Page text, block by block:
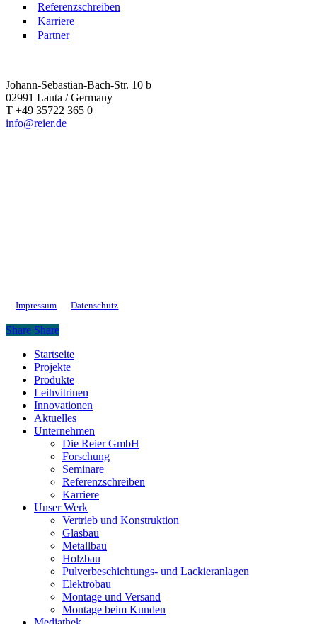
Referenzschreiben
Karriere
Partner
Johann-Sebastian-Bach-Str. 10 b
02991 Lauta / Germany
T +49 35722 365 0
info@reier.de
Impressum Datenschutz
Share Share
Close
Menu
Startseite
Projekte
Produkte
Leihvitrinen
Innovationen
Aktuelles
Unternehmen
Die Reier GmbH
Forschung
Seminare
Referenzschreiben
Karriere
Unser Werk
Vertrieb und Konstruktion
Glasbau
Metallbau
Holzbau
Pulverbeschichtungs- und Lackieranlagen
Elektrobau
Montage und Versand
Montage beim Kunden